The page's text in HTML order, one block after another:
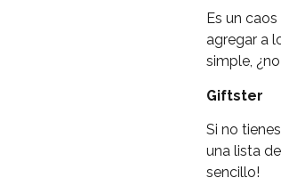
Es un
agregar a
simple,
Giftster
Si no
una lista
sencillo!